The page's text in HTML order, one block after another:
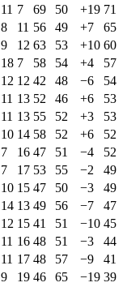
11 7 69 50 +19 71
8 11 56 49 +7
65
9 12 63 53 +10 60
18 7 58 54 +4
57
12 12 42 48 −6
54
11 13 52 46 +6
53
11 13 55 52 +3
53
10 14 58 52 +6
52
7 16 47 51 −4
52
7 17 53 55 −2
49
10 15 47 50 −3
49
14 13 49 56 −7
47
12 15 41 51 −10 45
11 16 48 51 −3
44
11 17 48 57 −9
41
9 19 46 65 −19 39